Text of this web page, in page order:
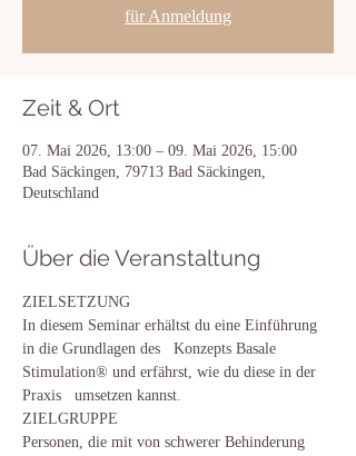
für Anmeldung
Zeit & Ort
07. Mai 2026, 13:00 – 09. Mai 2026, 15:00
Bad Säckingen, 79713 Bad Säckingen,
Deutschland
Über die Veranstaltung
ZIELSETZUNG
In diesem Seminar erhältst du eine Einführung
in die Grundlagen des   Konzepts Basale
Stimulation® und erfährst, wie du diese in der
Praxis   umsetzen kannst.
ZIELGRUPPE
Personen, die mit von schwerer Behinderung